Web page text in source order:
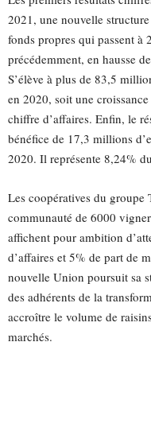
2021, une nouvelle
fonds propres qui passent
précédemment, en hausse
S’élève à plus de 83,5
en 2020, soit une
chiffre d’affaires. Enfin, le
bénéfice de 17,3 millions
2020. Il représente 8,24%
Les coopératives du groupe
communauté de 6000
affichent pour ambition
d’affaires et 5% de part de
nouvelle Union poursuit sa
des adhérents de la
accroître le volume de
marchés.